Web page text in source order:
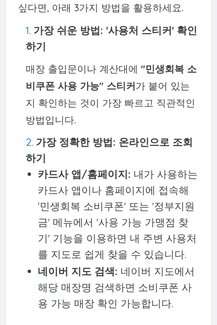
싶다면, 아래 3가지 방법을 활용하세요.
가장 쉬운 방법: '사용처 스티커' 확인
하기
매장 출입문이나 계산대에 "민생회복 소
비쿠폰 사용 가능" 스티커가 붙어 있는
지 확인하는 것이 가장 빠르고 직관적인
방법입니다.
가장 정확한 방법: 온라인으로 조회
하기
카드사 앱/홈페이지: 내가 사용하는
카드사 앱이나 홈페이지에 접속해
'민생회복 소비쿠폰' 또는 '정부지원
금' 메뉴에서 '사용 가능 가맹점 찾
기' 기능을 이용하면 내 주변 사용처
를 지도로 쉽게 찾을 수 있습니다.
네이버 지도 검색: 네이버 지도에서
해당 매장명 검색하면 소비쿠폰 사
용 가능 매장 확인 가능합니다.